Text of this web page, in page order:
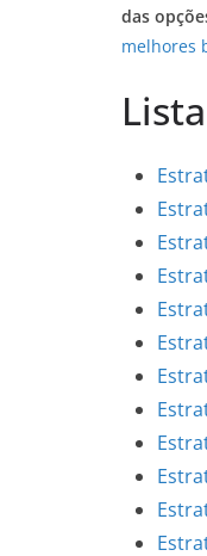
das
melhores